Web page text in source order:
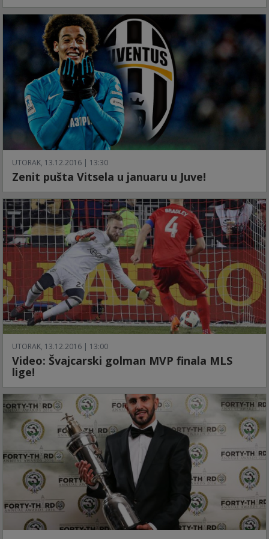
UTORAK, 13.12.2016 | 13:30
Zenit pušta Vitsela u januaru u Juve!
UTORAK, 13.12.2016 | 13:00
Video: Švajcarski golman MVP finala MLS
lige!